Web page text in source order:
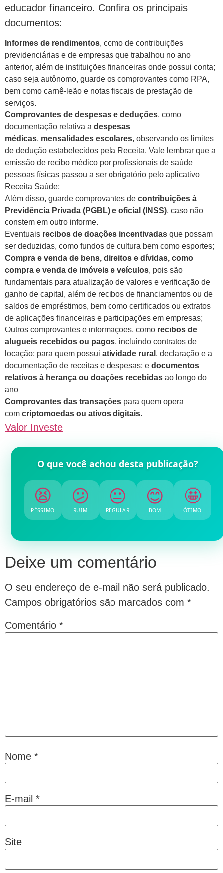
educador financeiro. Confira os principais
documentos:
Informes de rendimentos, como de contribuições
previdenciárias e de empresas que trabalhou no ano
anterior, além de instituições financeiras onde possui conta;
caso seja autônomo, guarde os comprovantes como RPA,
bem como carnê-leão e notas fiscais de prestação de
serviços.
Comprovantes de despesas e deduções, como
documentação relativa a despesas
médicas, mensalidades escolares, observando os limites
de dedução estabelecidos pela Receita. Vale lembrar que a
emissão de recibo médico por profissionais de saúde
pessoas físicas passou a ser obrigatório pelo aplicativo
Receita Saúde;
Além disso, guarde comprovantes de contribuições à
Previdência Privada (PGBL) e oficial (INSS), caso não
constem em outro informe.
Eventuais recibos de doações incentivadas que possam
ser deduzidas, como fundos de cultura bem como esportes;
Compra e venda de bens, direitos e dívidas, como
compra e venda de imóveis e veículos, pois são
fundamentais para atualização de valores e verificação de
ganho de capital, além de recibos de financiamentos ou de
saldos de empréstimos, bem como certificados ou extratos
de aplicações financeiras e participações em empresas;
Outros comprovantes e informações, como recibos de
alugueis recebidos ou pagos, incluindo contratos de
locação; para quem possui atividade rural , declaração e a
documentação de receitas e despesas; e documentos
relativos à herança ou doações recebidas ao longo do
ano
Comprovantes das transações para quem opera
com criptomoedas ou ativos digitais.
Valor Investe
O que você achou desta publicação?
😫
PÉSSIMO
😕
RUIM
😐
REGULAR
😊
BOM
🤩
ÓTIMO
Deixe um comentário
O seu endereço de e-mail não será publicado.
Campos obrigatórios são marcados com *
Comentário *
Nome *
E-mail *
Site